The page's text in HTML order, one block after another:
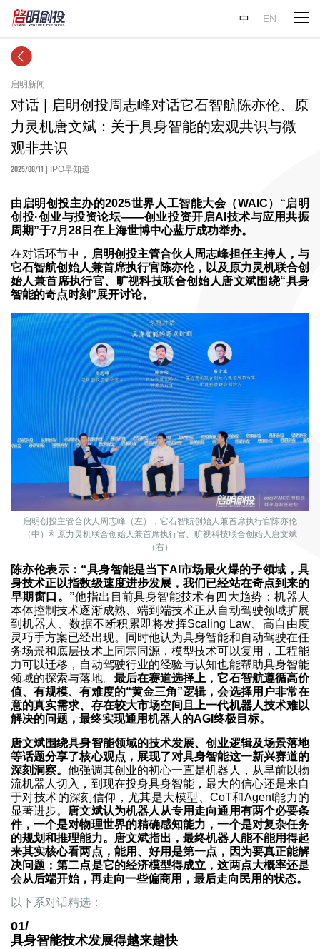
中 EN
启明新闻
对话 | 启明创投周志峰对话它石智航陈亦伦、原
力灵机唐文斌：关于具身智能的宏观共识与微
观非共识
2025/08/11 | IPO早知道
由启明创投主办的2025世界人工智能大会（WAIC）“启明
创投·创业与投资论坛——创业投资开启AI技术与应用共振
周期”于7月28日在上海世博中心蓝厅成功举办。
在对话环节中， 启明创投主管合伙人周志峰担任主持人，与
它石智航创始人兼首席执行官陈亦伦，以及原力灵机联合创
始人兼首席执行官、旷视科技联合创始人唐文斌围绕“具身
智能的奇点时刻”展开讨论。
启明创投主管合伙人周志峰（左），它石智航创始人兼首席执行官陈亦伦
（中）和原力灵机联合创始人兼首席执行官、旷视科技联合创始人唐文斌
（右）
陈亦伦表示：“具身智能是当下AI市场最火爆的子领域，具
身技术正以指数级速度进步发展，我们已经站在奇点到来的
早期窗口。”他指出目前具身智能技术有四大趋势：机器人
本体控制技术逐渐成熟、端到端技术正从自动驾驶领域扩展
到机器人、数据不断积累即将发挥Scaling Law、高自由度
灵巧手方案已经出现。同时他认为具身智能和自动驾驶在任
务场景和底层技术上同宗同源，模型技术可以复用，工程能
力可以迁移，自动驾驶行业的经验与认知也能帮助具身智能
领域的探索与落地。 最后在赛道选择上，它石智航遵循高价
值、有规模、有难度的“黄金三角”逻辑，会选择用户非常在
意的真实需求、存在较大市场空间且上一代机器人技术难以
解决的问题，最终实现通用机器人的AGI终极目标。
唐文斌围绕具身智能领域的技术发展、创业逻辑及场景落地
等话题分享了核心观点，展现了对具身智能这一新兴赛道的
深刻洞察。他强调其创业的初心一直是机器人，从早前以物
流机器人切入，到现在投身具身智能，最大的信心还是来自
于对技术的深刻信仰，尤其是大模型、CoT和Agent能力的
显著进步。 唐文斌认为机器人从专用走向通用有两个必要条
件，一个是对物理世界的精确感知能力，一个是对复杂任务
的规划和推理能力。唐文斌指出，最终机器人能不能用得起
来其实核心看两点，能用、好用是第一点，因为要真正能解
决问题；第二点是它的经济模型得成立，这两点大概率还是
会从后端开始，再走向一些偏商用，最后走向民用的状态。
以下系对话精选：
01/
具身智能技术发展得越来越快